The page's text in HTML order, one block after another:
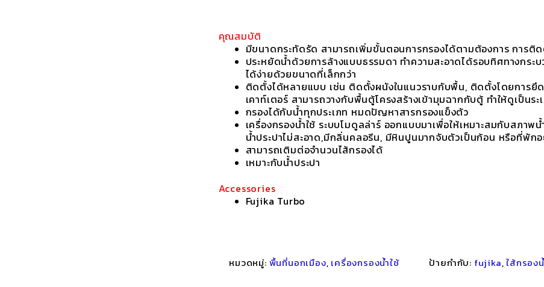
คุณสมบัติ
มีขนาดกระทัดรัด สามารถเพิ่มขั้นตอนการกรองได้ตามต้องการ การติ
ประหยัดน้ำด้วยการล้างแบบธรรมดา ทำความสะอาดได้รอบทิศทางกระ
ได้ง่ายด้วยขนาดที่เล็กกว่า
ติดตั้งได้หลายแบบ เช่น ติดตั้งผนังในแนวราบกับพื้น, ติดตั้งโดยการยึ
เคาท์เตอร์ สามารถวางกับพื้นตู้โครงสร้างเข้ามุมฉากกับตู้ ทำให้ดูเป็นร
กรองได้กับน้ำทุกประเภท หมดปัญหาสารกรองแข็งตัว
เครื่องกรองน้ำใช้ ระบบโมดูลล่าร์ ออกแบบมาเพื่อให้เหมาะสมกับสภา
น้ำประปาไม่สะอาด,มีกลิ่นคลอรีน, มีหินปูนมากจับตัวเป็นก้อน หรือที่พัก
สามารถเติมต่อจำนวนไส้กรองได้
เหมาะกับน้ำประปา
Accessories
Fujika Turbo
หมวดหมู่: พื้นที่นอกเมือง, เครื่องกรองน้ำใช้ ป้ายกำกับ: fujika,ใส้กรอง